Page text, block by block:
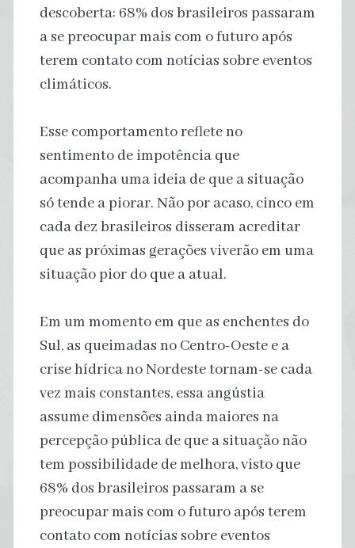
descoberta: 68% dos brasileiros passaram
a se preocupar mais com o futuro após
terem contato com notícias sobre eventos
climáticos.
Esse comportamento reflete no
sentimento de impotência que
acompanha uma ideia de que a situação
só tende a piorar. Não por acaso, cinco em
cada dez brasileiros disseram acreditar
que as próximas gerações viverão em uma
situação pior do que a atual.
Em um momento em que as enchentes do
Sul, as queimadas no Centro-Oeste e a
crise hídrica no Nordeste tornam-se cada
vez mais constantes, essa angústia
assume dimensões ainda maiores na
percepção pública de que a situação não
tem possibilidade de melhora, visto que
68% dos brasileiros passaram a se
preocupar mais com o futuro após terem
contato com notícias sobre eventos